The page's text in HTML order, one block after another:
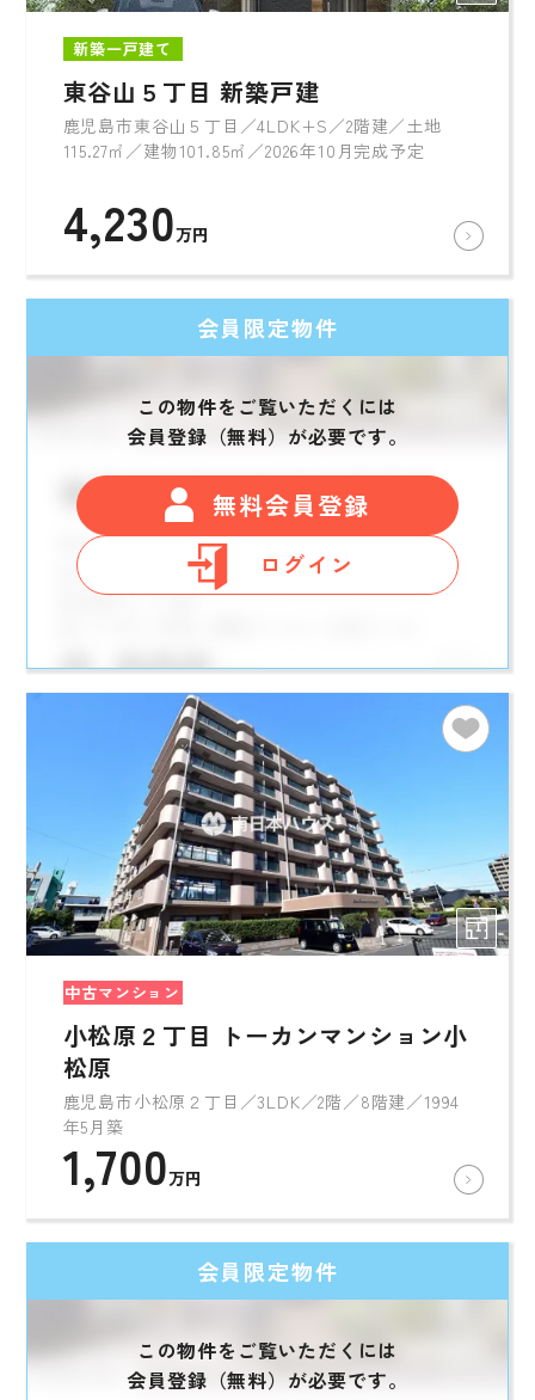
新築一戸建て
東谷山５丁目 新築戸建
鹿児島市東谷山５丁目／4LDK+S／2階建／土地
115.27㎡／建物101.85㎡／2026年10月完成予定
4,230万円
会員限定物件
この物件をご覧いただくには
会員登録（無料）が必要です。
無料会員登録
ログイン
中古マンション
小松原２丁目 トーカンマンション小
松原
鹿児島市小松原２丁目／3LDK／2階／8階建／1994
年5月築
1,700万円
会員限定物件
この物件をご覧いただくには
会員登録（無料）が必要です。